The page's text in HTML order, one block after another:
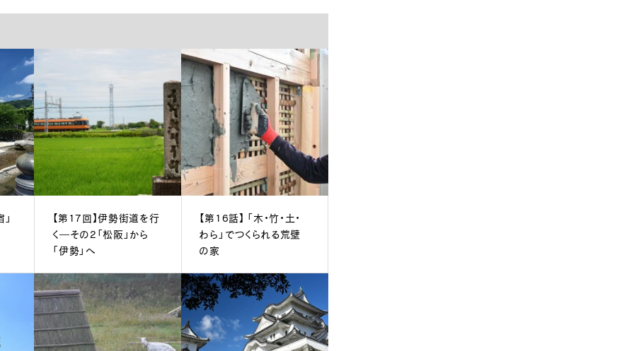
【第17回】伊勢街道を行
く―その2「松阪」から
「伊勢」へ
【第16話】 「木・竹・土・
わら」でつくられる荒壁
の家